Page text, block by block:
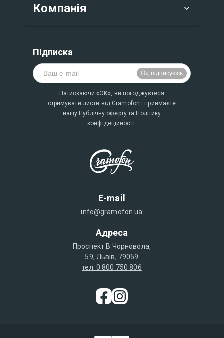
E-mail
info@gramofon.ua
Адреса
Проспект В.Чорновола,
59, Львів, 79059
тел. 0 800 750 806
Компанія
Підписка
Натискаючи «ОК», ви погоджуєтеся
отримувати листи від Gramofon і приймаєте
нашу Публічну офертута Політику
конфідеційності.